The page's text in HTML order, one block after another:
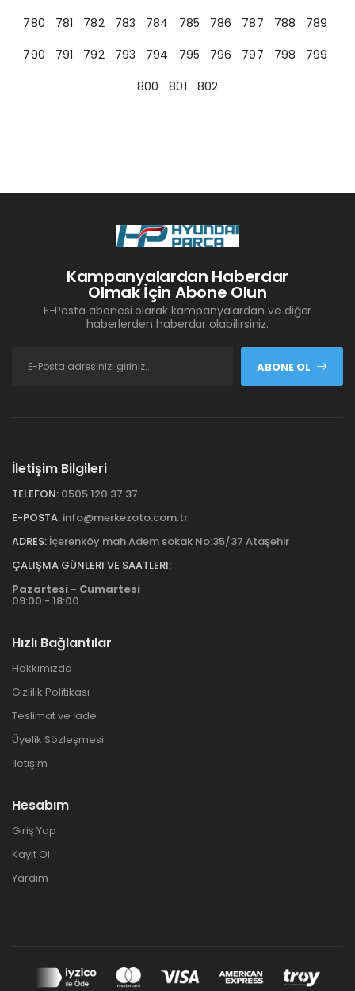
780
781 782 783 784 785 786 787 788
789
790
791 792 793 794 795 796 797 798
799
800
801 802
Kampanyalardan Haberdar
Olmak İçin Abone Olun
E-Posta abonesi olarak kampanyalardan ve diğer
haberlerden haberdar olabilirsiniz.
ABONE OL
İletişim Bilgileri
TELEFON: 0505 120 37 37
E-POSTA: info@merkezoto.com.tr
ADRES: İçerenköy mah Adem sokak No:35/37 Ataşehir
ÇALIŞMA GÜNLERI VE SAATLERI:
Pazartesi - Cumartesi
09:00 - 18:00
Hızlı Bağlantılar
Hakkımızda
Gizlilik Politikası
Teslimat ve İade
Üyelik Sözleşmesi
İletişim
Hesabım
Giriş Yap
Kayıt Ol
Yardım